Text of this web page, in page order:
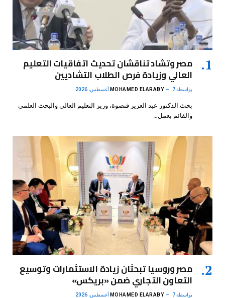
مصر وتشاد تناقشان تحديث اتفاقيات التعليم
العالي وزيادة فرص الطلاب التشاديين
بواسطة MOHAMED ELARABY 7 أغسطس، 2026
بحث الدكتور عبد العزيز قنصوة، وزير التعليم العالي والبحث العلمي
والقائم بعمل…
مصر وروسيا تبحثان زيادة الاستثمارات وتوسيع
التعاون التجاري ضمن «بريكس»
بواسطة MOHAMED ELARABY 7 أغسطس، 2026